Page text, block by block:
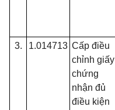
3. 1.014713 Cấp điều
chỉnh giấy
chứng
nhận đủ
điều kiện